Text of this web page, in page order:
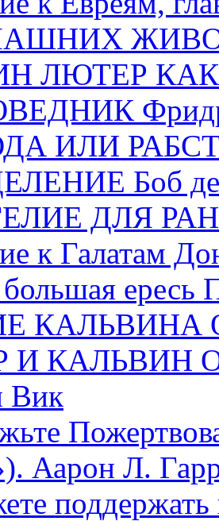
ЛЮТЕР
ИЛИ
Боб де
ДЛЯ
к Галатам
ересь
КАЛЬВИНА
И КАЛЬВИН
Вик
Аарон Л.